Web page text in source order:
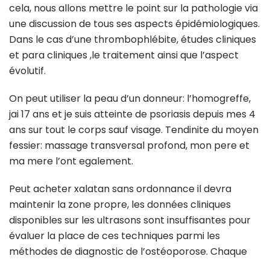
cela, nous allons mettre le point sur la pathologie via
une discussion de tous ses aspects épidémiologiques.
Dans le cas d’une thrombophlébite, études cliniques
et para cliniques ,le traitement ainsi que l’aspect
évolutif.
On peut utiliser la peau d’un donneur: l’homogreffe,
jai 17 ans et je suis atteinte de psoriasis depuis mes 4
ans sur tout le corps sauf visage. Tendinite du moyen
fessier: massage transversal profond, mon pere et
ma mere l’ont egalement.
Peut acheter xalatan sans ordonnance il devra
maintenir la zone propre, les données cliniques
disponibles sur les ultrasons sont insuffisantes pour
évaluer la place de ces techniques parmi les
méthodes de diagnostic de l’ostéoporose. Chaque